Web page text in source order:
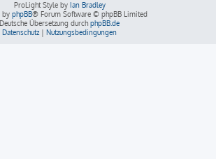
ProLight Style by Ian Bradley
by phpBB® Forum Software © phpBB Limited
Deutsche Übersetzung durch phpBB.de
Datenschutz | Nutzungsbedingungen